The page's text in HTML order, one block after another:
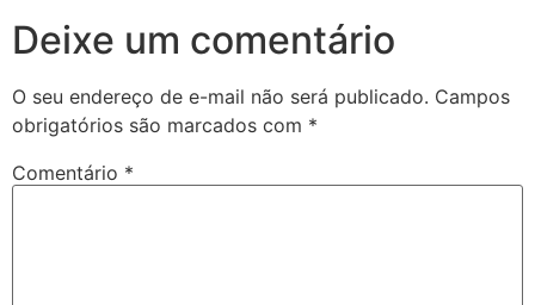
Deixe um comentário
O seu endereço de e-mail não será publicado. Campos
obrigatórios são marcados com *
Comentário *